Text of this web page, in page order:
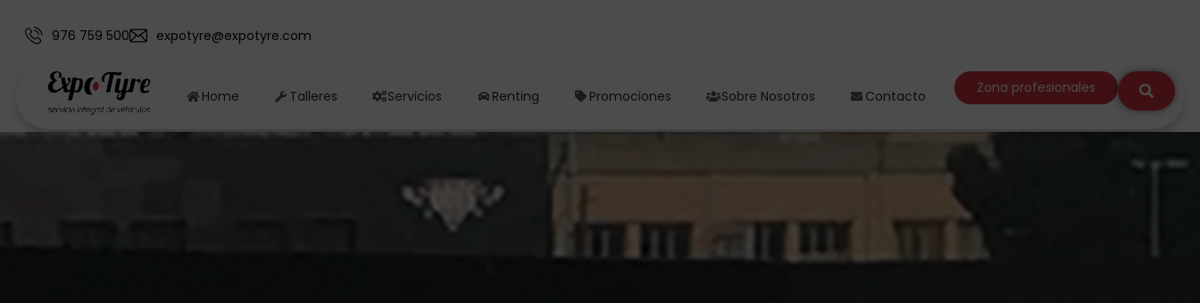
976 759 500 expotyre@expotyre.com
Home Talleres Servicios Renting Promociones Sobre Nosotros Contacto Zona profesionales